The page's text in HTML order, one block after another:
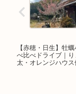
【赤穂・日生】牡
べ比べドライブ｜り
太・オレンジハウス